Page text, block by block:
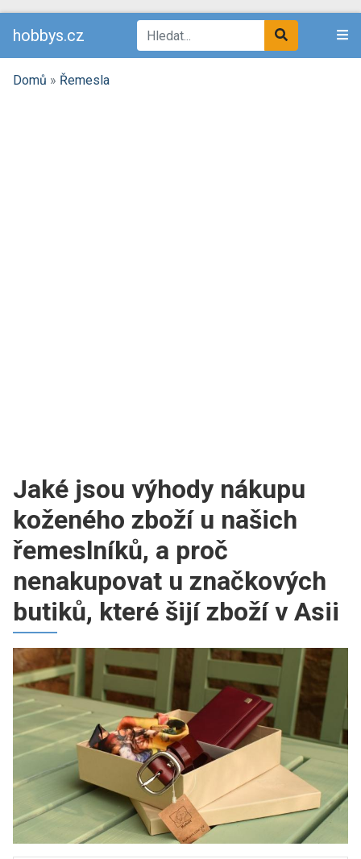
hobbys.cz
Domů » Řemesla
Jaké jsou výhody nákupu
koženého zboží u našich
řemeslníků, a proč
nenakupovat u značkových
butiků, které šijí zboží v Asii